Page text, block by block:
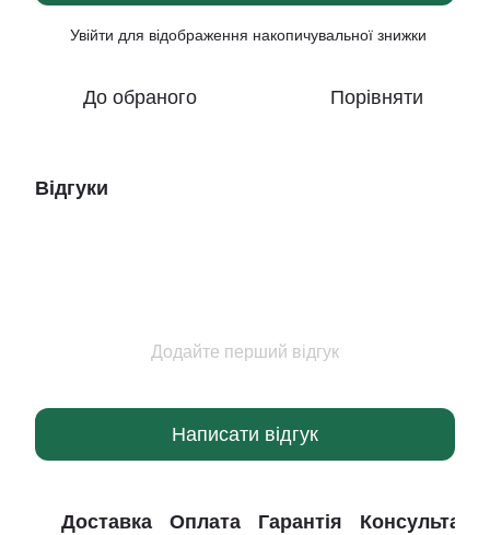
Увійти для відображення накопичувальної знижки
До обраного Порівняти
Відгуки
Додайте перший відгук
Написати відгук
Доставка Оплата Гарантія Консультація